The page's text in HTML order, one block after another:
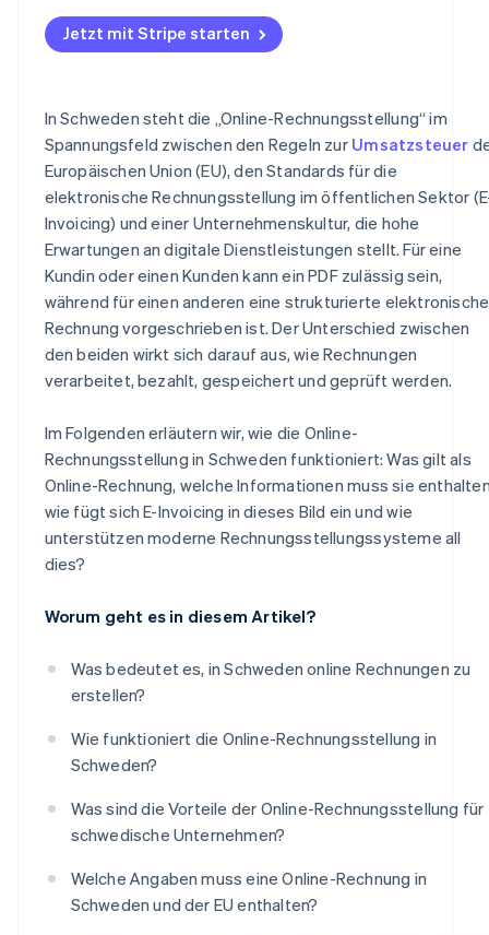
Geringere Umweltbelastung
Umsatzsteuer und Gesamtbeträge
Zahlungseinzug, der Verzögerungen reduziert
Mehrwährungsfähigkeit und EU-Konformität
Integrationen und Datenzugriff
Jetzt mit Stripe starten
In Schweden steht die „Online-Rechnungsstellung“ im
Spannungsfeld zwischen den Regeln zur Umsatzsteuer
Europäischen Union (EU), den Standards für die
elektronische Rechnungsstellung im öffentlichen Sektor
Invoicing) und einer Unternehmenskultur, die hohe
Erwartungen an digitale Dienstleistungen stellt. Für eine
Kundin oder einen Kunden kann ein PDF zulässig sein,
während für einen anderen eine strukturierte elektronische
Rechnung vorgeschrieben ist. Der Unterschied zwischen
den beiden wirkt sich darauf aus, wie Rechnungen
verarbeitet, bezahlt, gespeichert und geprüft werden.
Im Folgenden erläutern wir, wie die Online-
Rechnungsstellung in Schweden funktioniert: Was gilt als
Online-Rechnung, welche Informationen muss sie
wie fügt sich E-Invoicing in dieses Bild ein und wie
unterstützen moderne Rechnungsstellungssysteme all
dies?
Worum geht es in diesem Artikel?
Was bedeutet es, in Schweden online Rechnungen zu
erstellen?
Wie funktioniert die Online-Rechnungsstellung in
Schweden?
Was sind die Vorteile der Online-Rechnungsstellung für
schwedische Unternehmen?
Welche Angaben muss eine Online-Rechnung in
Schweden und der EU enthalten?